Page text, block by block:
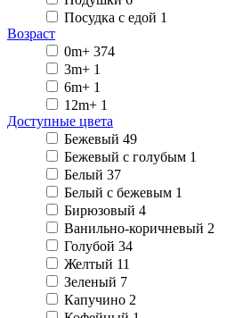
Посудка с едой 1
Возраст
0m+ 374
3m+ 1
6m+ 1
12m+ 1
Доступные цвета
Бежевый 49
Бежевый с голубым 1
Белый 37
Белый с бежевым 1
Бирюзовый 4
Ванильно-коричневый 2
Голубой 34
Желтый 11
Зеленый 7
Капучино 2